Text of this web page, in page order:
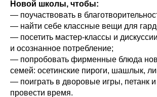
Новой школы, чтобы:
— поучаствовать в
— найти себе классные вещи для
— посетить мастер-классы и
и осознанное потребление;
— попробовать фирменные блюда
семей: осетинские пироги, шашлык,
— поиграть в дворовые игры, петанк и
провести время.